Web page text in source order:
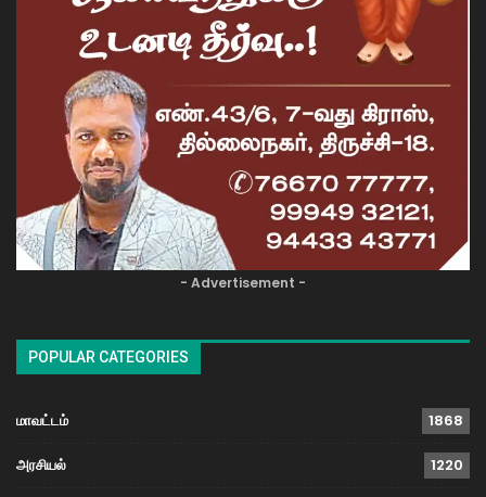
- Advertisement -
POPULAR CATEGORIES
மாவட்டம் 1868
அரசியல் 1220